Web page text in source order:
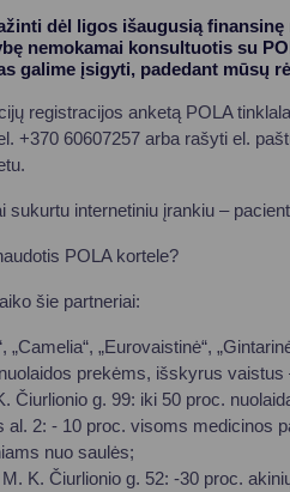
dėl ligos išaugusią
nemokamai konsultuotis su
galime įsigyti, padedant mūsų
registracijos anketą POLA
+370 60607257 arba rašyti el.
sukurtu internetiniu įrankiu –
POLA kortele?
šie partneriai:
„Camelia“, „Eurovaistinė“,
prekėms, išskyrus
Čiurlionio g. 99: iki 50 proc.
al. 2: - 10 proc. visoms
nuo saulės;
M. K. Čiurlionio g. 52: -30 proc.